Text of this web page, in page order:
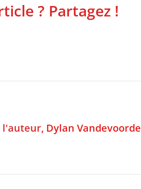
? Partagez !
l'auteur, Dylan Vandevoorde